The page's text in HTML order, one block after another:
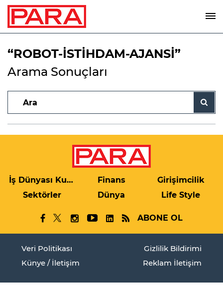
“ROBOT-İSTİHDAM-AJANSİ”
Arama Sonuçları
İş Dünyası Kulis Finans
Girişimcilik
Sektörler
Dünya Life Style
ABONE OL
Veri Politikası
Gizlilik Bildirimi
Künye / İletişim
Reklam İletişim